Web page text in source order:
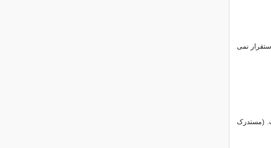
نمی
(مستدرک